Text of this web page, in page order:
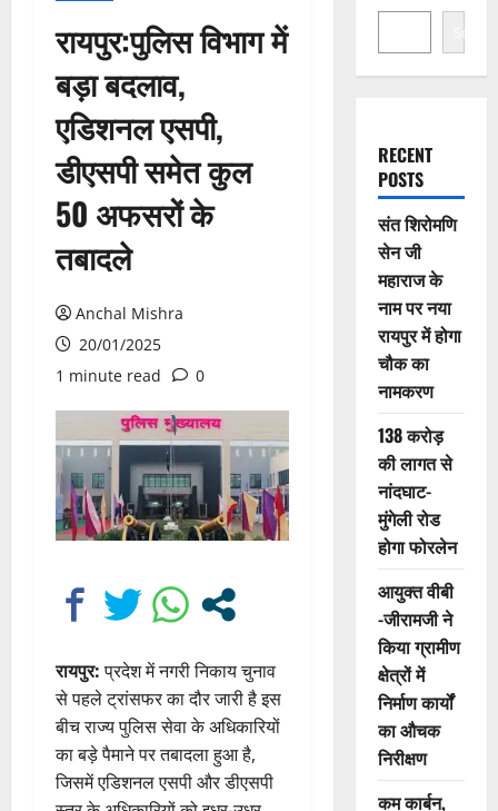
रायपुर:पुलिस विभाग में
बड़ा बदलाव,
एडिशनल एसपी,
डीएसपी समेत कुल
50 अफसरों के
तबादले
Anchal Mishra
20/01/2025
1 minute read
0
रायपुर:प्रदेश में नगरी निकाय चुनाव
से पहले ट्रांसफर का दौर जारी है इस
बीच राज्य पुलिस सेवा के अधिकारियों
का बड़े पैमाने पर तबादला हुआ है,
जिसमें एडिशनल एसपी और डीएसपी
Search
RECENT
POSTS
संत शिरोमणि
सेन जी
महाराज के
नाम पर नया
रायपुर में होगा
चौक का
नामकरण
138 करोड़
की लागत से
नांदघाट-
मुंगेली रोड
होगा फोरलेन
आयुक्त वीबी
-जीरामजी ने
किया ग्रामीण
क्षेत्रों में
निर्माण कार्यों
का औचक
निरीक्षण
कम कार्बन,